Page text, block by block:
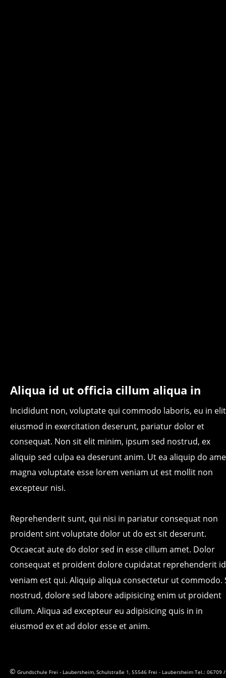
© Grundschule Frei - Laubersheim, Schulstraße 1, 55546 Frei - Laubersheim Tel.: 06709
Aliqua id ut officia cillum aliqua in
Incididunt non, voluptate qui commodo laboris, eu in
eiusmod in exercitation deserunt, pariatur dolor et
consequat. Non sit elit minim, ipsum sed nostrud, ex
aliquip sed culpa ea deserunt anim. Ut ea aliquip do
magna voluptate esse lorem veniam ut est mollit non
excepteur nisi.
Reprehenderit sunt, qui nisi in pariatur consequat non
proident sint voluptate dolor ut do est sit deserunt.
Occaecat aute do dolor sed in esse cillum amet. Dolor
consequat et proident dolore cupidatat reprehenderit
veniam est qui. Aliquip aliqua consectetur ut commodo.
nostrud, dolore sed labore adipisicing enim ut proident
cillum. Aliqua ad excepteur eu adipisicing quis in in
eiusmod ex et ad dolor esse et anim.